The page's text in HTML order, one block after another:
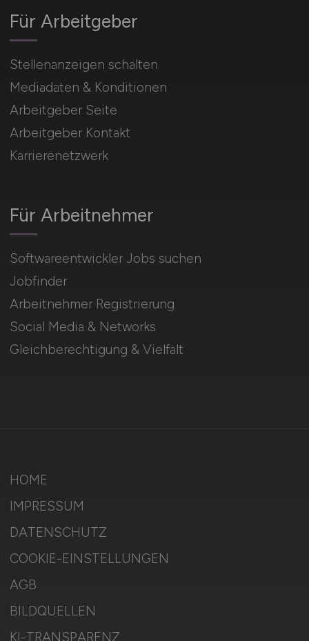
Für Arbeitnehmer
Softwareentwickler Jobs suchen
Jobfinder
Arbeitnehmer Registrierung
Social Media & Networks
Gleichberechtigung & Vielfalt
Für Arbeitgeber
Stellenanzeigen schalten
Mediadaten & Konditionen
Arbeitgeber Seite
Arbeitgeber Kontakt
Karrierenetzwerk
HOME
IMPRESSUM
DATENSCHUTZ
COOKIE-EINSTELLUNGEN
AGB
BILDQUELLEN
KI-TRANSPARENZ